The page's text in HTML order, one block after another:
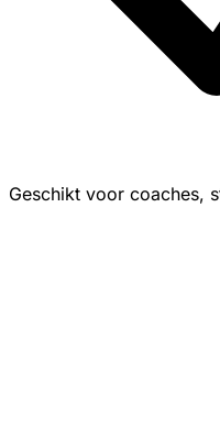
Geschikt voor coaches,